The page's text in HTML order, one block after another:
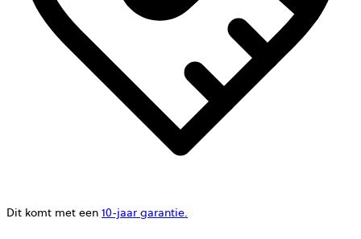
Dit komt met een 10-jaar garantie.